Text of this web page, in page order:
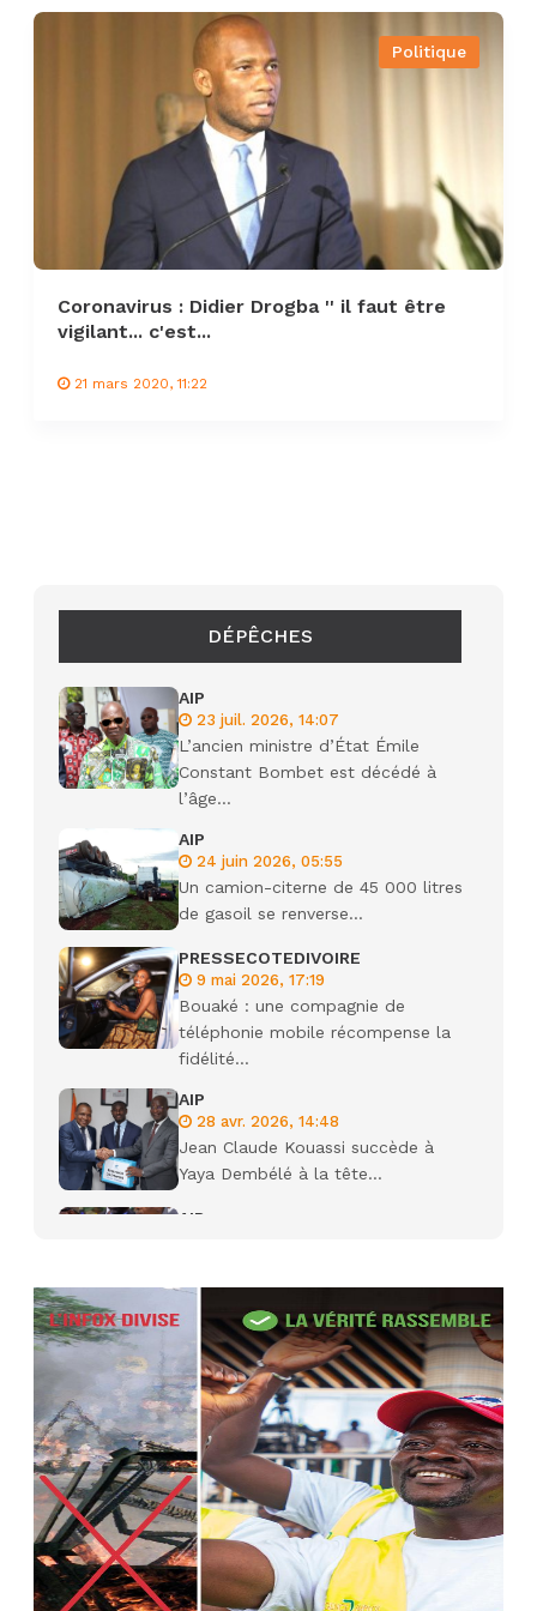
Politique
Coronavirus : Didier Drogba '' il faut être
vigilant... c'est...
21 mars 2020, 11:22
DÉPÊCHES
AIP
23 juil. 2026, 14:07
L’ancien ministre d’État Émile
Constant Bombet est décédé à
l’âge...
AIP
24 juin 2026, 05:55
Un camion-citerne de 45 000 litres
de gasoil se renverse...
PRESSECOTEDIVOIRE
9 mai 2026, 17:19
Bouaké : une compagnie de
téléphonie mobile récompense la
fidélité...
AIP
28 avr. 2026, 14:48
Jean Claude Kouassi succède à
Yaya Dembélé à la tête...
AIP
Camara tué lors d’attaques...
22 avr. 2026, 16:41
Des bureaux ravagés dans un
incendie survenu à la mairie...
AIP
10 avr. 2026, 09:48
Nommé Médiateur de la
République, Gaoussou Touré prend
officiellement fonction
AIP